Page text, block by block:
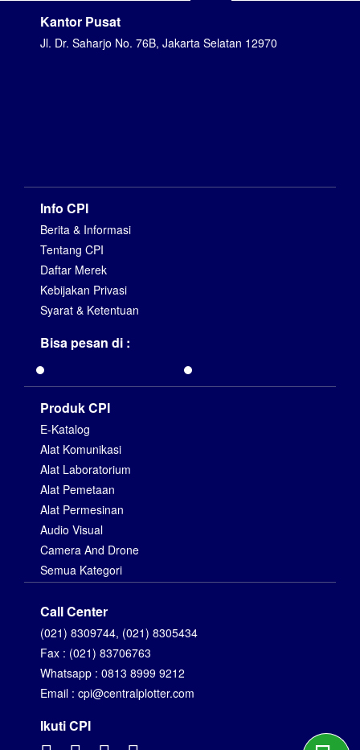
Kantor Pusat
Jl. Dr. Saharjo No. 76B, Jakarta Selatan 12970
Info CPI
Berita & Informasi
Tentang CPI
Daftar Merek
Kebijakan Privasi
Syarat & Ketentuan
Bisa pesan di :
Produk CPI
E-Katalog
Alat Komunikasi
Alat Laboratorium
Alat Pemetaan
Alat Permesinan
Audio Visual
Camera And Drone
Semua Kategori
Call Center
(021) 8309744, (021) 8305434
Fax : (021) 83706763
Whatsapp : 0813 8999 9212
Email : cpi@centralplotter.com
Ikuti CPI